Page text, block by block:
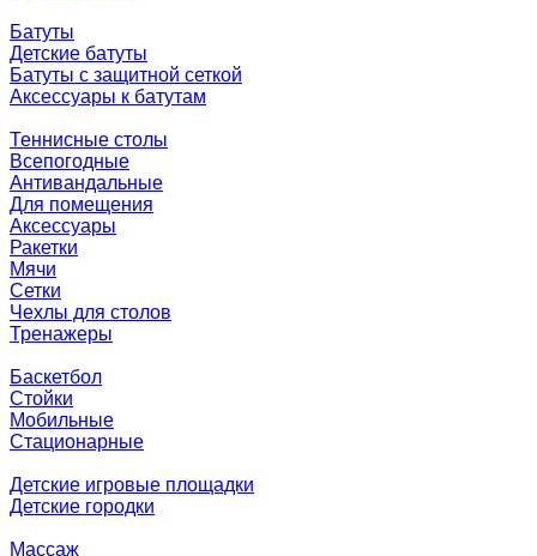
Батуты
Детские батуты
Батуты с защитной сеткой
Аксессуары к батутам
Теннисные столы
Всепогодные
Антивандальные
Для помещения
Аксессуары
Ракетки
Мячи
Сетки
Чехлы для столов
Тренажеры
Баскетбол
Стойки
Мобильные
Стационарные
Детские игровые площадки
Детские городки
Массаж